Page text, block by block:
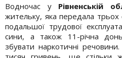
Водночас у Рівненській
жительку, яка передала трьох
подальшої трудової
сини, а також 11-річна
збувати наркотичні